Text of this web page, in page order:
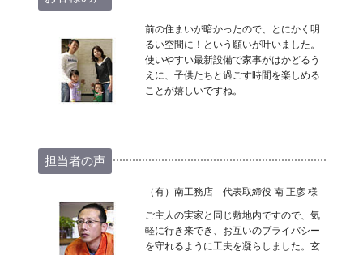
前の住まいが暗かったので、とにかく明
るい空間に！という願いが叶いました。
使いやすい最新設備で家事がはかどるう
えに、子供たちと過ごす時間を楽しめる
ことが嬉しいですね。
担当者の声
（有）南工務店 代表取締役 南 正彦 様
ご主人の実家と同じ敷地内ですので、気
軽に行き来でき、お互いのプライバシー
を守れるように工夫を凝らしました。玄